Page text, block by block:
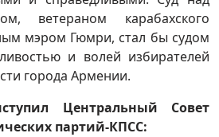
ветераном карабахского
мэром Гюмри, стал бы судом
и волей избирателей
города Армении.
Центральный Совет
партий-КПСС: